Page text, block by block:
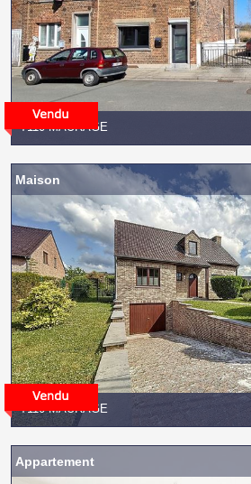
7110 MAURAGE
7110 MAURAGE
Maison
Appartement